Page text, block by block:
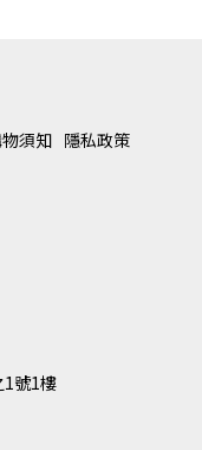
須知 隱私政策
1號1樓